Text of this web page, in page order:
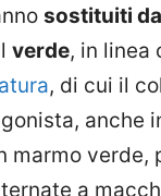
sostituiti
verde, in linea
, di cui il
anche
marmo verde,
a